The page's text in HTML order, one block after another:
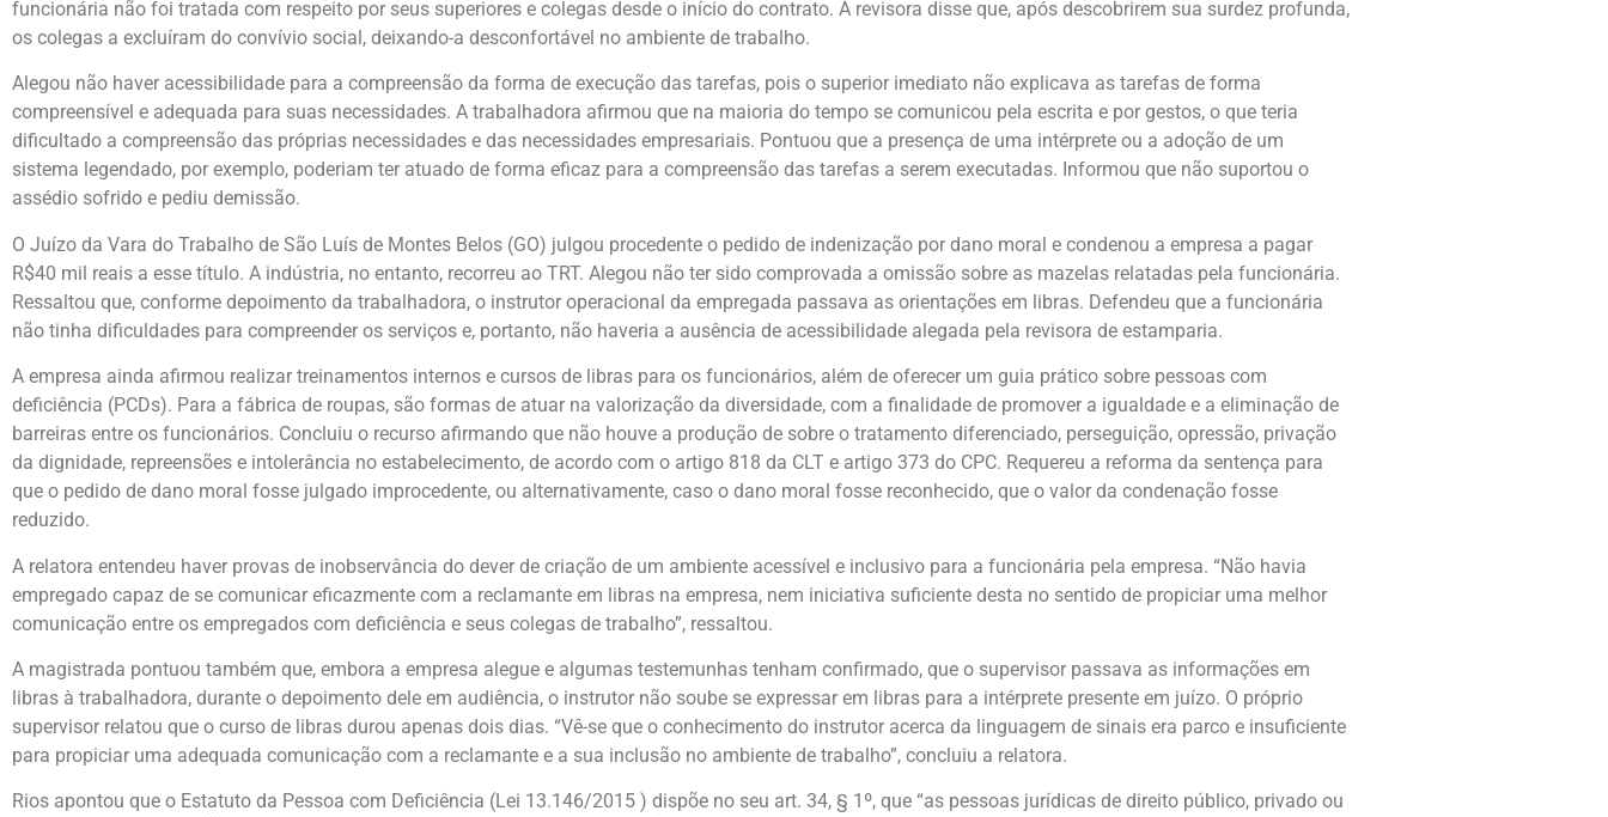
funcionária não foi tratada com respeito por seus superiores e colegas desde o início do contrato. A revisora disse que, após descobrirem sua surdez profunda,
os colegas a excluíram do convívio social, deixando-a desconfortável no ambiente de trabalho.
Alegou não haver acessibilidade para a compreensão da forma de execução das tarefas, pois o superior imediato não explicava as tarefas de forma
compreensível e adequada para suas necessidades. A trabalhadora afirmou que na maioria do tempo se comunicou pela escrita e por gestos, o que teria
dificultado a compreensão das próprias necessidades e das necessidades empresariais. Pontuou que a presença de uma intérprete ou a adoção de um
sistema legendado, por exemplo, poderiam ter atuado de forma eficaz para a compreensão das tarefas a serem executadas. Informou que não suportou o
assédio sofrido e pediu demissão.
O Juízo da Vara do Trabalho de São Luís de Montes Belos (GO) julgou procedente o pedido de indenização por dano moral e condenou a empresa a pagar
R$40 mil reais a esse título. A indústria, no entanto, recorreu ao TRT. Alegou não ter sido comprovada a omissão sobre as mazelas relatadas pela funcionária.
Ressaltou que, conforme depoimento da trabalhadora, o instrutor operacional da empregada passava as orientações em libras. Defendeu que a funcionária
não tinha dificuldades para compreender os serviços e, portanto, não haveria a ausência de acessibilidade alegada pela revisora de estamparia.
A empresa ainda afirmou realizar treinamentos internos e cursos de libras para os funcionários, além de oferecer um guia prático sobre pessoas com
deficiência (PCDs). Para a fábrica de roupas, são formas de atuar na valorização da diversidade, com a finalidade de promover a igualdade e a eliminação de
barreiras entre os funcionários. Concluiu o recurso afirmando que não houve a produção de sobre o tratamento diferenciado, perseguição, opressão, privação
da dignidade, repreensões e intolerância no estabelecimento, de acordo com o artigo 818 da CLT e artigo 373 do CPC. Requereu a reforma da sentença para
que o pedido de dano moral fosse julgado improcedente, ou alternativamente, caso o dano moral fosse reconhecido, que o valor da condenação fosse
reduzido.
A relatora entendeu haver provas de inobservância do dever de criação de um ambiente acessível e inclusivo para a funcionária pela empresa. “Não havia
empregado capaz de se comunicar eficazmente com a reclamante em libras na empresa, nem iniciativa suficiente desta no sentido de propiciar uma melhor
comunicação entre os empregados com deficiência e seus colegas de trabalho”, ressaltou.
A magistrada pontuou também que, embora a empresa alegue e algumas testemunhas tenham confirmado, que o supervisor passava as informações em
libras à trabalhadora, durante o depoimento dele em audiência, o instrutor não soube se expressar em libras para a intérprete presente em juízo. O próprio
supervisor relatou que o curso de libras durou apenas dois dias. “Vê-se que o conhecimento do instrutor acerca da linguagem de sinais era parco e insuficiente
para propiciar uma adequada comunicação com a reclamante e a sua inclusão no ambiente de trabalho”, concluiu a relatora.
Rios apontou que o Estatuto da Pessoa com Deficiência (Lei 13.146/2015 ) dispõe no seu art. 34, § 1º, que “as pessoas jurídicas de direito público, privado ou